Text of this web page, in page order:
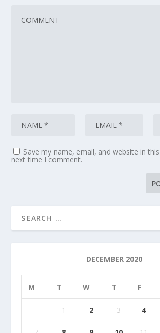
Save my name, email, and website in
next time I comment.
DECEMBER 2020
M T W T F
1 2 3 4